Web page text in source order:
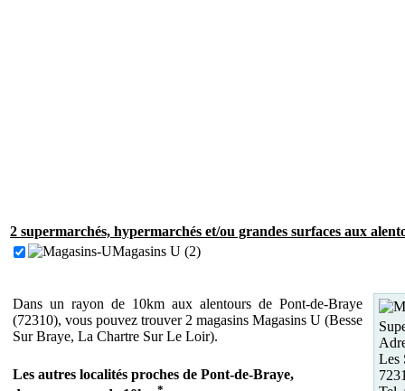
2 supermarchés, hypermarchés et/ou grandes surfaces aux
Magasins U (2)
Dans un rayon de 10km aux alentours de Pont-de-Braye
(72310), vous pouvez trouver 2 magasins Magasins U (Besse
Sur Braye, La Chartre Sur Le Loir).
Les autres localités proches de Pont-de-Braye,
Les